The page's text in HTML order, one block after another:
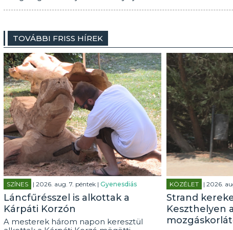
TOVÁBBI FRISS HÍREK
SZÍNES | 2026. aug. 7. péntek | Gyenesdiás
Láncfűrésszel is alkottak a
Kárpáti Korzón
A mesterek három napon keresztül
KÖZÉLET | 2026.
Strand
Keszthelyen a